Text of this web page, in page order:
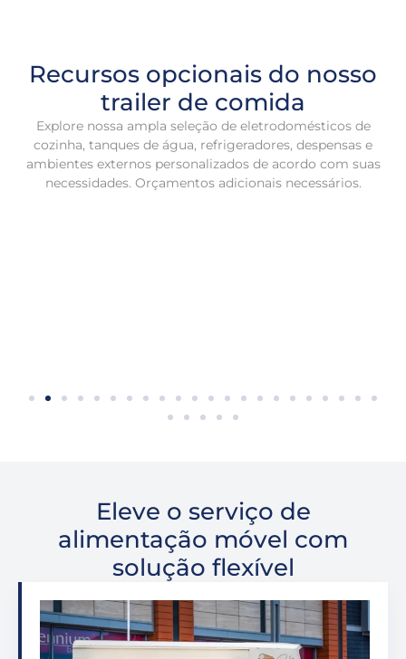
Recursos opcionais do nosso
trailer de comida
Explore nossa ampla seleção de eletrodomésticos de
cozinha, tanques de água, refrigeradores, despensas e
ambientes externos personalizados de acordo com suas
necessidades. Orçamentos adicionais necessários.
Eleve o serviço de
alimentação móvel com
solução flexível